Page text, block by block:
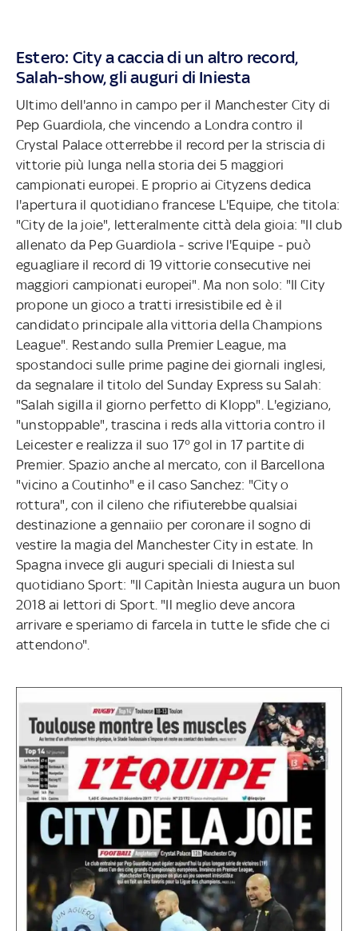
Estero: City a caccia di un altro record,
Salah-show, gli auguri di Iniesta
Ultimo dell'anno in campo per il Manchester City di
Pep Guardiola, che vincendo a Londra contro il
Crystal Palace otterrebbe il record per la striscia di
vittorie più lunga nella storia dei 5 maggiori
campionati europei. E proprio ai Cityzens dedica
l'apertura il quotidiano francese L'Equipe, che titola:
"City de la joie", letteralmente città dela gioia: "Il club
allenato da Pep Guardiola - scrive l'Equipe - può
eguagliare il record di 19 vittorie consecutive nei
maggiori campionati europei". Ma non solo: "Il City
propone un gioco a tratti irresistibile ed è il
candidato principale alla vittoria della Champions
League". Restando sulla Premier League, ma
spostandoci sulle prime pagine dei giornali inglesi,
da segnalare il titolo del Sunday Express su Salah:
"Salah sigilla il giorno perfetto di Klopp". L'egiziano,
"unstoppable", trascina i reds alla vittoria contro il
Leicester e realizza il suo 17° gol in 17 partite di
Premier. Spazio anche al mercato, con il Barcellona
"vicino a Coutinho" e il caso Sanchez: "City o
rottura", con il cileno che rifiuterebbe qualsiai
destinazione a gennaiio per coronare il sogno di
vestire la magia del Manchester City in estate. In
Spagna invece gli auguri speciali di Iniesta sul
quotidiano Sport: "Il Capitàn Iniesta augura un buon
2018 ai lettori di Sport. "Il meglio deve ancora
arrivare e speriamo di farcela in tutte le sfide che ci
attendono".